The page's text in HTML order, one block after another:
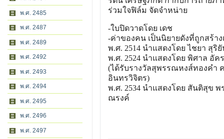
พ.ศ. 2485
พ.ศ. 2487
พ.ศ. 2489
พ.ศ. 2492
พ.ศ. 2493
พ.ศ. 2494
พ.ศ. 2495
พ.ศ. 2496
พ.ศ. 2497
ร่วมใจฟิล์ม จัดจำหน่าย
-ใบปิดวาดโดย เดช
-ค่าของคน เป็นนิยายดังที่ถูกสร้าง
พ.ศ. 2514 นำแสดงโดย ไชยา สุ
พ.ศ. 2524 นำแสดงโดย พิศาล อั
(ได้รับรางวัลสุพรรณหงส์ทองคำ
อินทรวิจิตร)
พ.ศ. 2534 นำแสดงโดย สันติสุข
ณรงค์